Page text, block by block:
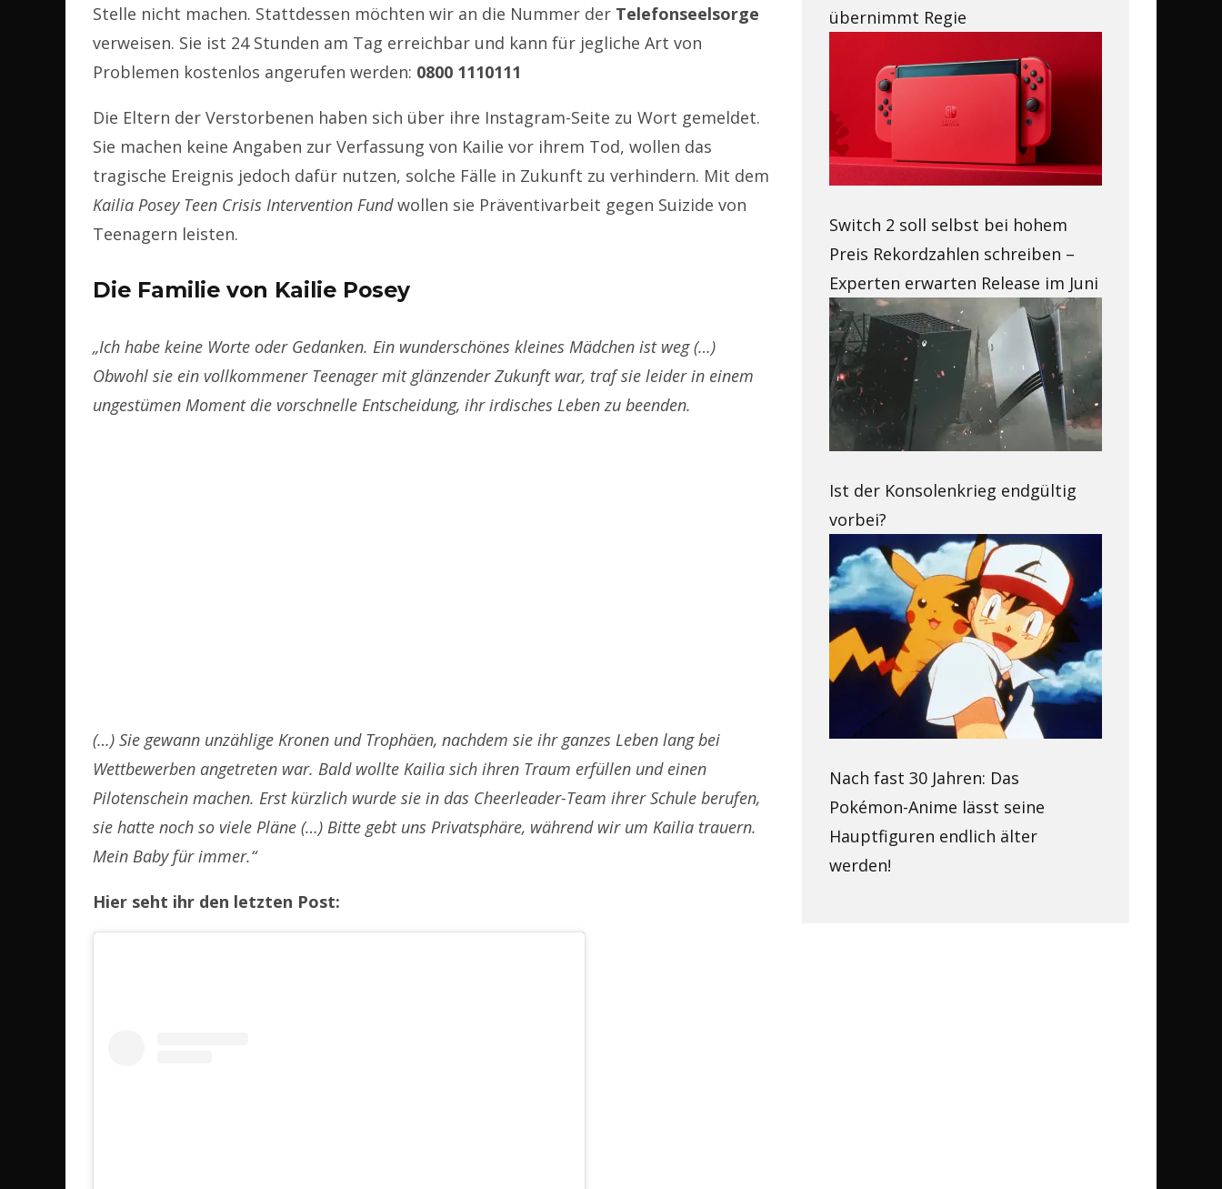
Stelle nicht machen. Stattdessen möchten wir an die Nummer der Telefonseelsorge
verweisen. Sie ist 24 Stunden am Tag erreichbar und kann für jegliche Art von
Problemen kostenlos angerufen werden: 0800 1110111
Die Eltern der Verstorbenen haben sich über ihre Instagram-Seite zu Wort gemeldet.
Sie machen keine Angaben zur Verfassung von Kailie vor ihrem Tod, wollen das
tragische Ereignis jedoch dafür nutzen, solche Fälle in Zukunft zu verhindern. Mit dem
Kailia Posey Teen Crisis Intervention Fundwollen sie Präventivarbeit gegen Suizide von
Teenagern leisten.
Die Familie von Kailie Posey
„Ich habe keine Worte oder Gedanken. Ein wunderschönes kleines Mädchen ist weg (…)
Obwohl sie ein vollkommener Teenager mit glänzender Zukunft war, traf sie leider in einem
ungestümen Moment die vorschnelle Entscheidung, ihr irdisches Leben zu beenden.
(…) Sie gewann unzählige Kronen und Trophäen, nachdem sie ihr ganzes Leben lang bei
Wettbewerben angetreten war. Bald wollte Kailia sich ihren Traum erfüllen und einen
Pilotenschein machen. Erst kürzlich wurde sie in das Cheerleader-Team ihrer Schule berufen,
sie hatte noch so viele Pläne (…) Bitte gebt uns Privatsphäre, während wir um Kailia trauern.
Mein Baby für immer.“
Hier seht ihr den letzten Post:
übernimmt Regie
Switch 2 soll selbst bei hohem
Preis Rekordzahlen schreiben –
Experten erwarten Release im Juni
Ist der Konsolenkrieg endgültig
vorbei?
Nach fast 30 Jahren: Das
Pokémon-Anime lässt seine
Hauptfiguren endlich älter
werden!